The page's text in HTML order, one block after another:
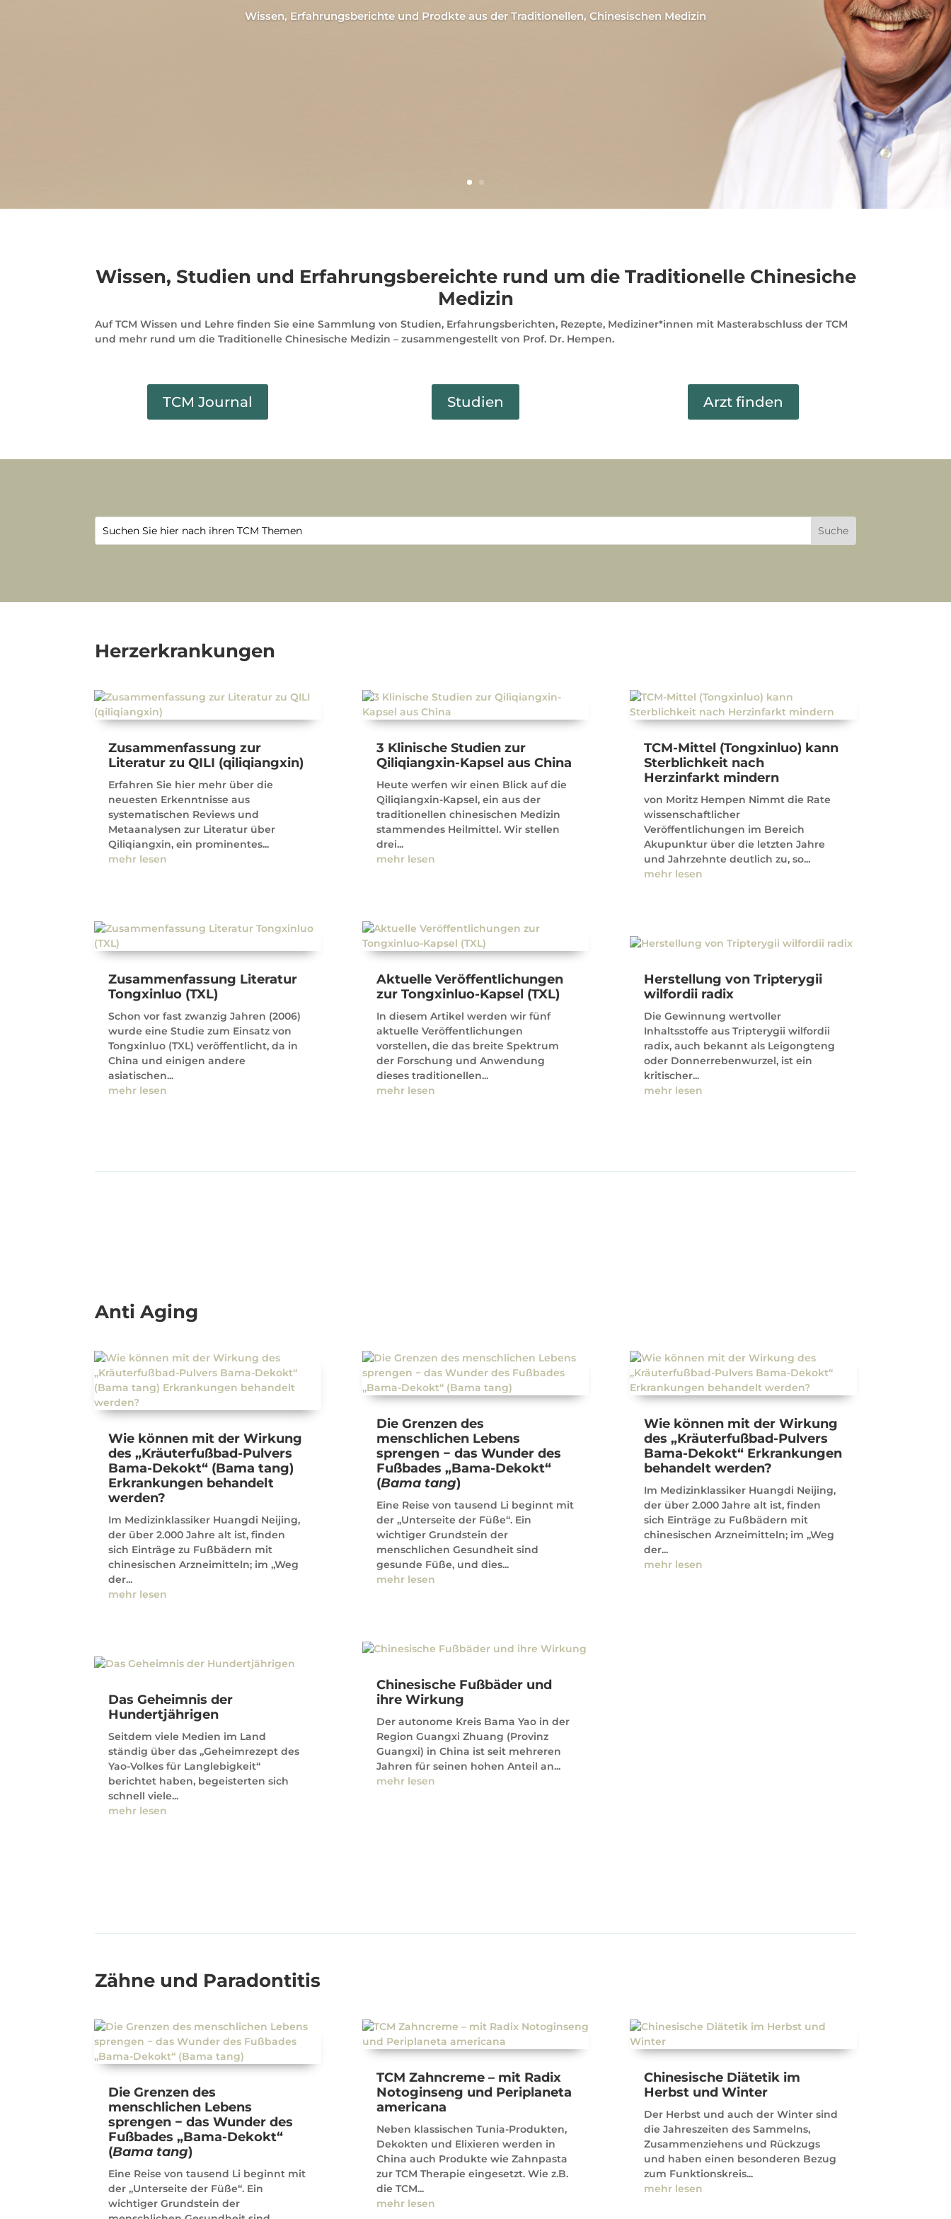
Wissen, Erfahrungsberichte und Prodkte aus der Traditionellen, Chinesischen Medizin
Wissen, Studien und Erfahrungsbereichte rund um die Traditionelle Chinesiche
Medizin
Auf TCM Wissen und Lehre finden Sie eine Sammlung von Studien, Erfahrungsberichten, Rezepte, Mediziner*innen mit Masterabschluss der TCM
und mehr rund um die Traditionelle Chinesische Medizin – zusammengestellt von Prof. Dr. Hempen.
TCM Journal Studien Arzt finden
Herzerkrankungen
Zusammenfassung zur
Literatur zu QILI (qiliqiangxin)
Erfahren Sie hier mehr über die
neuesten Erkenntnisse aus
systematischen Reviews und
Metaanalysen zur Literatur über
Qiliqiangxin, ein prominentes...
mehr lesen
Zusammenfassung Literatur
Tongxinluo (TXL)
Schon vor fast zwanzig Jahren (2006)
wurde eine Studie zum Einsatz von
Tongxinluo (TXL) veröffentlicht, da in
China und einigen andere
asiatischen...
mehr lesen
3 Klinische Studien zur
Qiliqiangxin-Kapsel aus China
Heute werfen wir einen Blick auf die
Qiliqiangxin-Kapsel, ein aus der
traditionellen chinesischen Medizin
stammendes Heilmittel. Wir stellen
drei...
mehr lesen
Aktuelle Veröffentlichungen
zur Tongxinluo-Kapsel (TXL)
In diesem Artikel werden wir fünf
aktuelle Veröffentlichungen
vorstellen, die das breite Spektrum
der Forschung und Anwendung
dieses traditionellen...
mehr lesen
TCM-Mittel (Tongxinluo) kann
Sterblichkeit nach
Herzinfarkt mindern
von Moritz Hempen Nimmt die Rate
wissenschaftlicher
Veröffentlichungen im Bereich
Akupunktur über die letzten Jahre
und Jahrzehnte deutlich zu, so...
mehr lesen
Herstellung von Tripterygii
wilfordii radix
Die Gewinnung wertvoller
Inhaltsstoffe aus Tripterygii wilfordii
radix, auch bekannt als Leigongteng
oder Donnerrebenwurzel, ist ein
kritischer...
mehr lesen
Anti Aging
Wie können mit der Wirkung
des „Kräuterfußbad-Pulvers
Bama-Dekokt“ (Bama tang)
Erkrankungen behandelt
werden?
Im Medizinklassiker Huangdi Neijing,
der über 2.000 Jahre alt ist, finden
sich Einträge zu Fußbädern mit
chinesischen Arzneimitteln; im „Weg
der...
mehr lesen
Das Geheimnis der
Hundertjährigen
Seitdem viele Medien im Land
ständig über das „Geheimrezept des
Yao-Volkes für Langlebigkeit“
berichtet haben, begeisterten sich
schnell viele...
mehr lesen
Die Grenzen des
menschlichen Lebens
sprengen − das Wunder des
Fußbades „Bama-Dekokt“
(Bama tang)
Eine Reise von tausend Li beginnt mit
der „Unterseite der Füße“. Ein
wichtiger Grundstein der
menschlichen Gesundheit sind
gesunde Füße, und dies...
mehr lesen
Chinesische Fußbäder und
ihre Wirkung
Der autonome Kreis Bama Yao in der
Region Guangxi Zhuang (Provinz
Guangxi) in China ist seit mehreren
Jahren für seinen hohen Anteil an...
mehr lesen
Wie können mit der Wirkung
des „Kräuterfußbad-Pulvers
Bama-Dekokt“ Erkrankungen
behandelt werden?
Im Medizinklassiker Huangdi Neijing,
der über 2.000 Jahre alt ist, finden
sich Einträge zu Fußbädern mit
chinesischen Arzneimitteln; im „Weg
der...
mehr lesen
Zähne und Paradontitis
Die Grenzen des
menschlichen Lebens
sprengen − das Wunder des
Fußbades „Bama-Dekokt“
(Bama tang)
Eine Reise von tausend Li beginnt mit
der „Unterseite der Füße“. Ein
wichtiger Grundstein der
TCM Zahncreme – mit Radix
Notoginseng und Periplaneta
americana
Neben klassischen Tunia-Produkten,
Dekokten und Elixieren werden in
China auch Produkte wie Zahnpasta
zur TCM Therapie eingesetzt. Wie z.B.
die TCM...
mehr lesen
Chinesische Diätetik im
Herbst und Winter
Der Herbst und auch der Winter sind
die Jahreszeiten des Sammelns,
Zusammenziehens und Rückzugs
und haben einen besonderen Bezug
zum Funktionskreis...
mehr lesen